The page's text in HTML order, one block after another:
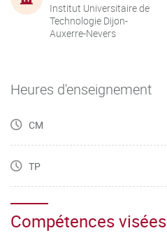
Institut Universitaire de
Technologie Dijon-
Auxerre-Nevers
Heures d'enseignement
CM
TP
Compétences visées